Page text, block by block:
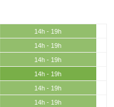
14h - 19h
14h - 19h
14h - 19h
14h - 19h
14h - 19h
14h - 19h